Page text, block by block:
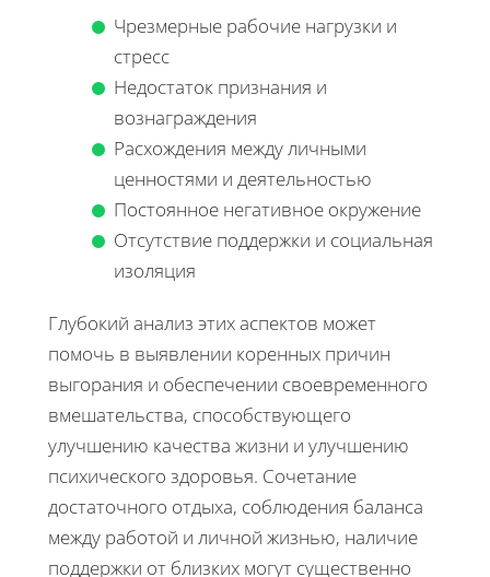
Чрезмерные рабочие нагрузки и
стресс
Недостаток признания и
вознаграждения
Расхождения между личными
ценностями и деятельностью
Постоянное негативное окружение
Отсутствие поддержки и социальная
изоляция
Глубокий анализ этих аспектов может
помочь в выявлении коренных причин
выгорания и обеспечении своевременного
вмешательства, способствующего
улучшению качества жизни и улучшению
психического здоровья. Сочетание
достаточного отдыха, соблюдения баланса
между работой и личной жизнью, наличие
поддержки от близких могут существенно